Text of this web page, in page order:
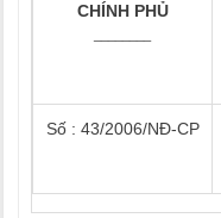
CHÍNH PHỦ
Số : 43/2006/NĐ-CP